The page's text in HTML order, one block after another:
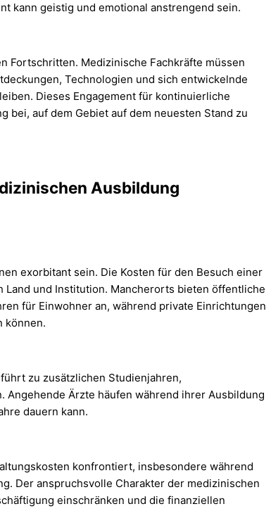
kann geistig und emotional anstrengend sein.
Fortschritten. Medizinische Fachkräfte müssen
Technologien und sich entwickelnde
Dieses Engagement für kontinuierliche
bei, auf dem Gebiet auf dem neuesten Stand zu
Ausbildung
exorbitant sein. Die Kosten für den Besuch einer
und Institution. Mancherorts bieten öffentliche
für Einwohner an, während private Einrichtungen
können.
zu zusätzlichen Studienjahren,
Angehende Ärzte häufen während ihrer Ausbildung
dauern kann.
konfrontiert, insbesondere während
Der anspruchsvolle Charakter der medizinischen
einschränken und die finanziellen